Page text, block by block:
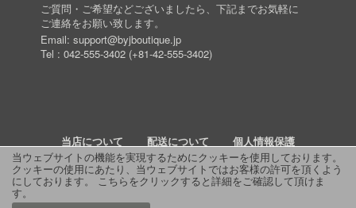
当ウェブサイトの機能を実現するためにクッキーを使用しております。
クッキーの使用にあたり、当ウェブサイトではお客様の許可を頂くよう
にしております。 こちらをクリックすると詳細をご確認して頂けま
す。
ご質問・ご希望などございましたら、下記までお気軽に
ご連絡をお願い致します。
Email: support@byjboutique.jp
Tel : 042-555-3402(+81-42-555-3402)
当店について 配送について
個人情報保護
詳細検索
よくあるご質問 お問い合わせ RSS